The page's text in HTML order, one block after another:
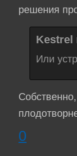
решения
Kestrel
Или
0